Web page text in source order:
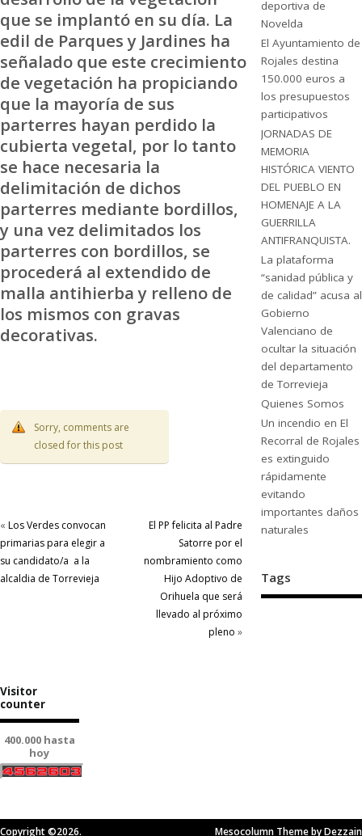
que se implantó en su día. La
edil de Parques y Jardines ha
señalado que este crecimiento
de vegetación ha propiciando
que la mayoría de sus
parterres hayan perdido la
cubierta vegetal, por lo tanto
se hace necesaria la
delimitación de dichos
parterres mediante bordillos,
y una vez delimitados los
parterres con bordillos, se
procederá al extendido de
malla antihierba y relleno de
los mismos con gravas
decorativas.
Sorry, comments are
closed for this post
« Los Verdes convocan
primarias para elegir a
su candidato/a a la
alcaldia de Torrevieja
El PP felicita al Padre
Satorre por el
nombramiento como
Hijo Adoptivo de
Orihuela que será
llevado al próximo
pleno »
deportiva de
Novelda
El Ayuntamiento de
Rojales destina
150.000 euros a
los presupuestos
participativos
JORNADAS DE
MEMORIA
HISTÓRICA VIENTO
DEL PUEBLO EN
HOMENAJE A LA
GUERRILLA
ANTIFRANQUISTA.
La plataforma
“sanidad pública y
de calidad” acusa al
Gobierno
Valenciano de
ocultar la situación
del departamento
de Torrevieja
Quienes Somos
Un incendio en El
Recorral de Rojales
es extinguido
rápidamente
evitando
importantes daños
naturales
Tags
Visitor
counter
400.000 hasta
hoy
Copyright ©2026. Mesocolumn Theme by Dezzain